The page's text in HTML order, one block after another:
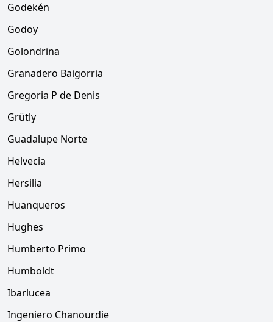
Godekén
Godoy
Golondrina
Granadero Baigorria
Gregoria P de Denis
Grütly
Guadalupe Norte
Helvecia
Hersilia
Huanqueros
Hughes
Humberto Primo
Humboldt
Ibarlucea
Ingeniero Chanourdie